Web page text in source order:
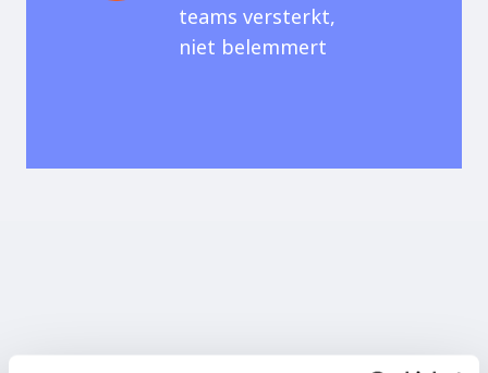
teams versterkt,
niet belemmert